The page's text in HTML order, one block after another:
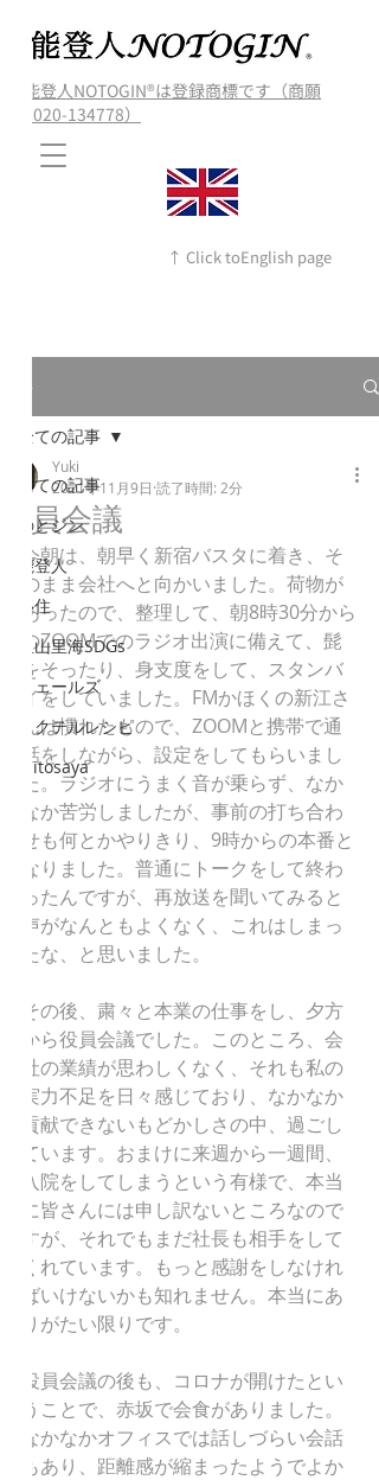
能登人NOTOGIN®️は登録商標です（商願
2020-134778）
↑ Click toEnglish page
記事
全ての記事
のとジン
能登人
移住
里山里海SDGs
ウェールズ
カクテルレシピ
mitosaya
全ての記事
役員会議
Yuki
2021年11月9日 読了時間: 2分
今朝は、朝早く新宿バスタに着き、そ
のまま会社へと向かいました。荷物が
あったので、整理して、朝8時30分から
のZOOMでのラジオ出演に備えて、髭
をそったり、身支度をして、スタンバ
イをしていました。FMかほくの新江さ
んは慣れたもので、ZOOMと携帯で通
話をしながら、設定をしてもらいまし
た。ラジオにうまく音が乗らず、なか
なか苦労しましたが、事前の打ち合わ
せも何とかやりきり、9時からの本番と
なりました。普通にトークをして終わ
ったんですが、再放送を聞いてみると
声がなんともよくなく、これはしまっ
たな、と思いました。
その後、粛々と本業の仕事をし、夕方
から役員会議でした。このところ、会
社の業績が思わしくなく、それも私の
実力不足を日々感じており、なかなか
貢献できないもどかしさの中、過ごし
ています。おまけに来週から一週間、
入院をしてしまうという有様で、本当
に皆さんには申し訳ないところなので
すが、それでもまだ社長も相手をして
くれています。もっと感謝をしなけれ
ばいけないかも知れません。本当にあ
りがたい限りです。
役員会議の後も、コロナが開けたとい
うことで、赤坂で会食がありました。
なかなかオフィスでは話しづらい会話
もあり、距離感が縮まったようでよか